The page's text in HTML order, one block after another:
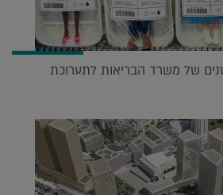
של משרד הבריאות לתערוכת